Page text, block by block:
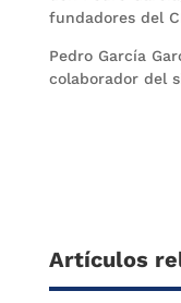
fundadores del
Pedro García
colaborador del
Artículos